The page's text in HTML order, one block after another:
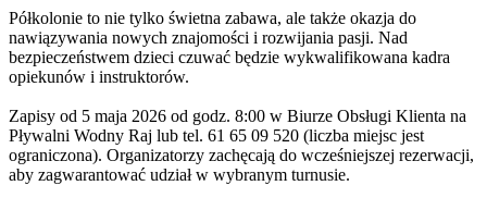
Półkolonie to nie tylko świetna zabawa, ale także okazja do
nawiązywania nowych znajomości i rozwijania pasji. Nad
bezpieczeństwem dzieci czuwać będzie wykwalifikowana kadra
opiekunów i instruktorów.
Zapisy od 5 maja 2026 od godz. 8:00 w Biurze Obsługi Klienta na
Pływalni Wodny Raj lub tel. 61 65 09 520 (liczba miejsc jest
ograniczona). Organizatorzy zachęcają do wcześniejszej rezerwacji,
aby zagwarantować udział w wybranym turnusie.